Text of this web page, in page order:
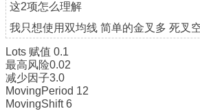
这2项怎么理解
我只想使用双均线 简单的金叉多 死叉
Lots 赋值 0.1
最高风险0.02
减少因子3.0
MovingPeriod 12
MovingShift 6